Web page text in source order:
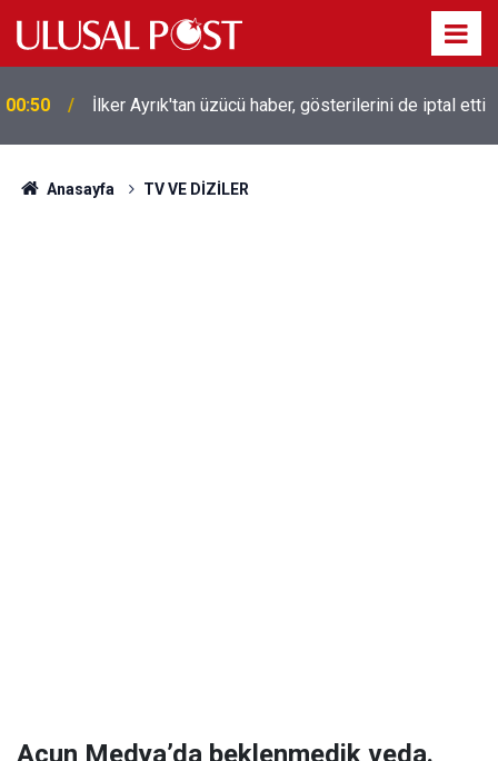
00:50
İlker Ayrık'tan üzücü haber, gösterilerini de iptal etti
00:39
Liverpool efsanesi Mısırlı yıldız Mohamed Salah
Trabzonspor ile anlaştı! Yarın geliyor
Anasayfa TV VE DİZİLER
Acun Medya’da beklenmedik veda.